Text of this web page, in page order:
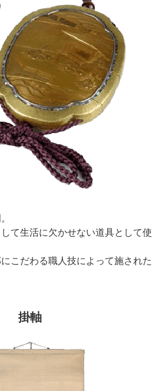
て生活に欠かせない道具として使
こだわる職人技によって施された
掛軸